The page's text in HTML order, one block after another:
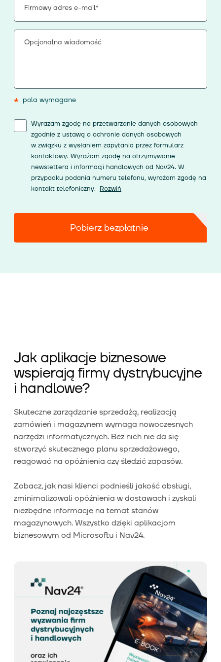
* pola wymagane
Wyrażam zgodę na przetwarzanie danych osobowych
zgodnie z ustawą o ochronie danych osobowych
w związku z wysłaniem zapytania przez formularz
kontaktowy. Wyrażam zgodę na otrzymywanie
newslettera i informacji handlowych od Nav24. W
przypadku podania numeru telefonu, wyrażam zgodę na
kontakt telefoniczny.
Rozwiń
Pobierz bezpłatnie
Jak aplikacje biznesowe
wspierają firmy dystrybucyjne
i handlowe?
Skuteczne zarządzanie sprzedażą, realizacją
zamówień i magazynem wymaga nowoczesnych
narzędzi informatycznych. Bez nich nie da się
stworzyć skutecznego planu sprzedażowego,
reagować na opóźnienia czy śledzić zapasów.
Zobacz, jak nasi klienci podnieśli jakość obsługi,
zminimalizowali opóźnienia w dostawach i zyskali
niezbędne informacje na temat stanów
magazynowych. Wszystko dzięki aplikacjom
biznesowym od Microsoftu i Nav24.